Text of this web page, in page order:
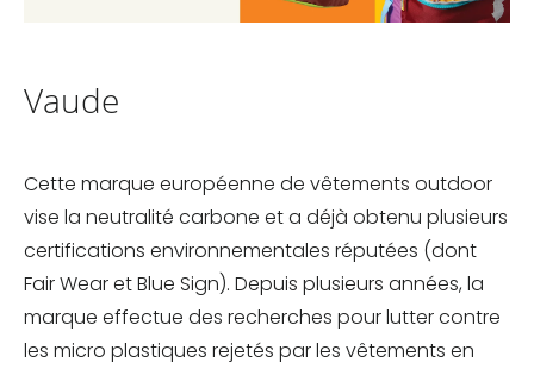
Vaude
Cette marque européenne de vêtements outdoor
vise la neutralité carbone et a déjà obtenu plusieurs
certifications environnementales réputées (dont
Fair Wear et Blue Sign). Depuis plusieurs années, la
marque effectue des recherches pour lutter contre
les micro plastiques rejetés par les vêtements en